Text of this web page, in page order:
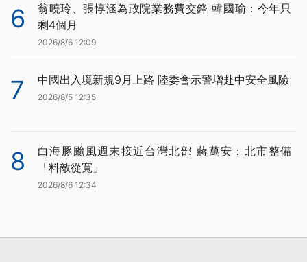
6
翁曉玲、張惇涵為政院業務費交鋒 韓國瑜：今年只
剩4個月
2026/8/6 12:09
7 中國出入境新規9月上路 陸委會示警增赴中安全風險
2026/8/5 12:35
8
白海豚颱風週末接近台灣北部 蔣萬安：北市整備
「料敵從寬」
2026/8/6 12:34